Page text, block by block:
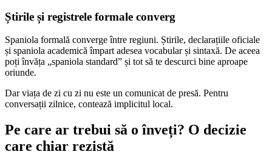
Știrile și registrele formale converg
Spaniola formală converge între regiuni. Știrile, declarațiile oficiale
și spaniola academică împart adesea vocabular și sintaxă. De aceea
poți învăța „spaniola standard” și tot să te descurci bine aproape
oriunde.
Dar viața de zi cu zi nu este un comunicat de presă. Pentru
conversații zilnice, contează implicitul local.
Pe care ar trebui să o înveți? O decizie
care chiar rezistă